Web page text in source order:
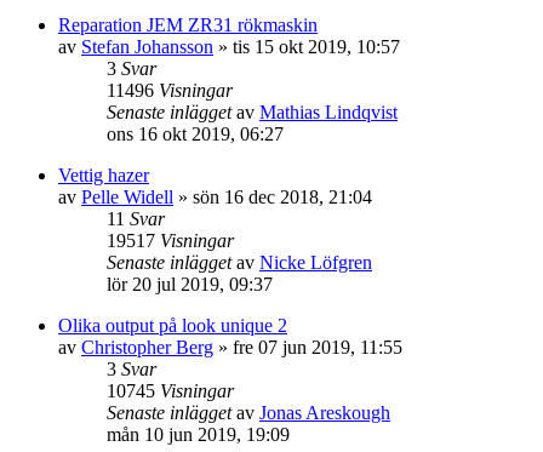
Reparation JEM ZR31 rökmaskin
av Stefan Johansson » tis 15 okt 2019, 10:57
3 Svar
11496 Visningar
Senaste inläggetav Mathias Lindqvist
ons 16 okt 2019, 06:27
Vettig hazer
av Pelle Widell » sön 16 dec 2018, 21:04
11 Svar
19517 Visningar
Senaste inläggetav Nicke Löfgren
lör 20 jul 2019, 09:37
Olika output på look unique 2
av Christopher Berg » fre 07 jun 2019, 11:55
3 Svar
10745 Visningar
Senaste inläggetav Jonas Areskough
mån 10 jun 2019, 19:09